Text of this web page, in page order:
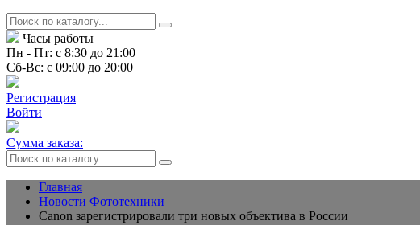
Часы работы
Пн - Пт: с 8:30 до 21:00
Сб-Вс: с 09:00 до 20:00
Регистрация
Войти
Сумма заказа:
Главная
Новости Фототехники
Canon зарегистрировали три новых объектива в России